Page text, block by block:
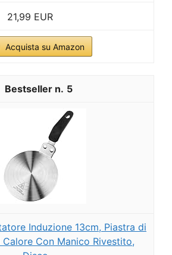
21,99 EUR
Acquista su Amazon
5
Induzione 13cm, Piastra di
Con Manico Rivestito,